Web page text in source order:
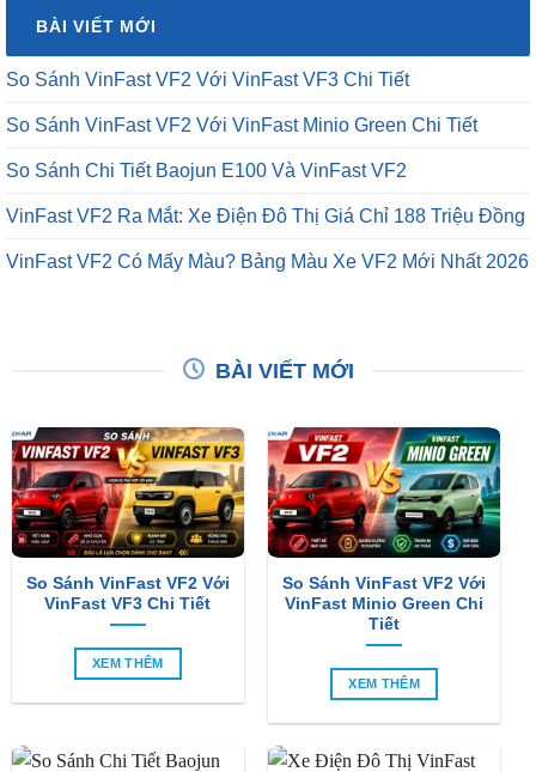
BÀI VIẾT MỚI
So Sánh VinFast VF2 Với VinFast VF3 Chi Tiết
So Sánh VinFast VF2 Với VinFast Minio Green Chi Tiết
So Sánh Chi Tiết Baojun E100 Và VinFast VF2
VinFast VF2 Ra Mắt: Xe Điện Đô Thị Giá Chỉ 188 Triệu Đồng
VinFast VF2 Có Mấy Màu? Bảng Màu Xe VF2 Mới Nhất 2026
BÀI VIẾT MỚI
So Sánh VinFast VF2 Với
VinFast VF3 Chi Tiết
XEM THÊM
So Sánh VinFast VF2 Với
VinFast Minio Green Chi
Tiết
XEM THÊM